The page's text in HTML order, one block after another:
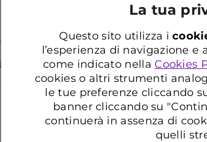
La tua
Questo sito utilizza i
l’esperienza di navigazione
come indicato nella Cookies
cookies o altri strumenti
le tue preferenze cliccando
banner cliccando su
continuerà in assenza di
quelli
il Set Informativodel tuo prodotto
Ok Gas.
Cerca nelle